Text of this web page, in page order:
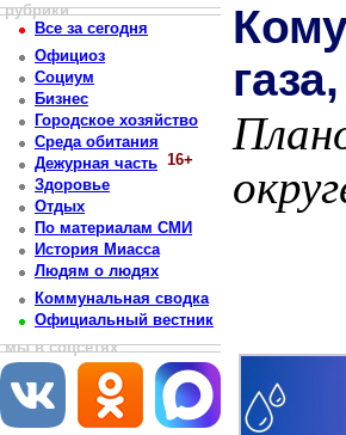
рубрики
Все за сегодня
Официоз
Социум
Бизнес
Городское хозяйство
Среда обитания
Дежурная часть 16+
Здоровье
Отдых
По материалам СМИ
История Миасса
Людям о людях
Коммунальная сводка
Официальный вестник
мы в соцсетях